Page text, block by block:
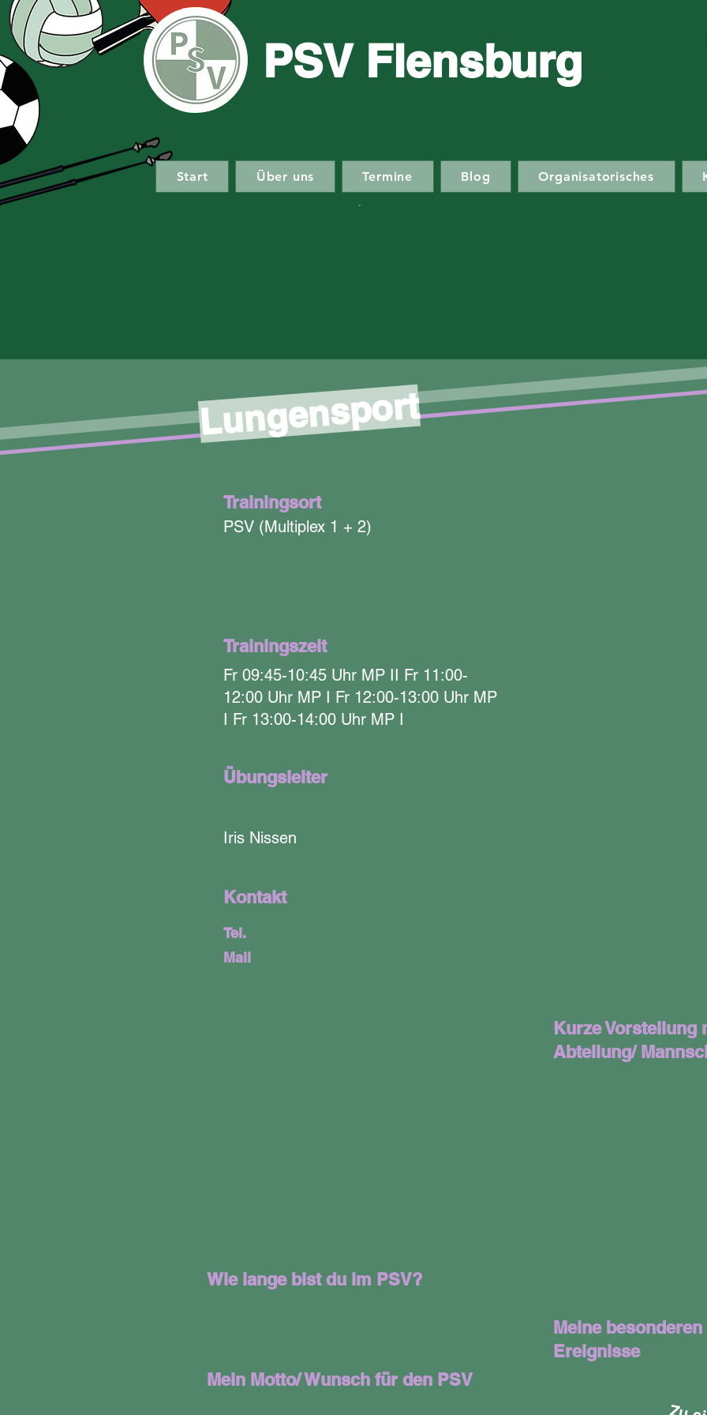
PSV Flensburg
Start Über uns Termine Blog Organisatorisches
Trainingsort
PSV (Multiplex 1 + 2)
Trainingszeit
Fr 09:45-10:45 Uhr MP II Fr 11:00-
12:00 Uhr MP I Fr 12:00-13:00 Uhr MP
I Fr 13:00-14:00 Uhr MP I
Übungsleiter
Lungensport
Iris Nissen
Kontakt
Tel.
Mail
Kurze Vorstellung
Abteilung/
Wie lange bist du im PSV?
Mein Motto/ Wunsch für den PSV
Meine besonderen
Ereignisse